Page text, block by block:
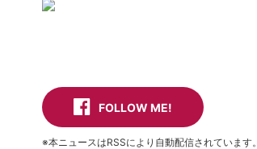
FOLLOW ME!
※本ニュースはRSSにより自動配信されています。